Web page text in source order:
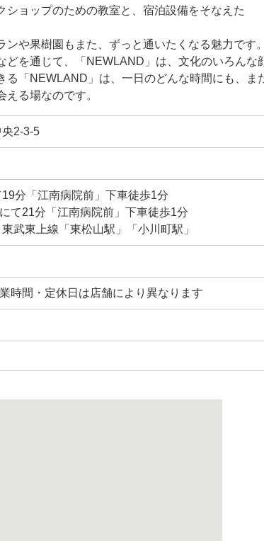
ョップのための教室と、宿泊設備をそなえた
や果樹園もまた、ずっと通いたくなる魅力です。
どを通じて、「NEWLAND」は、文化のいろんな
「NEWLAND」は、一日のどんな時間にも、ま
る場なのです。
2-3-5
分「江南病院前」下車徒歩1分
て21分「江南病院前」下車徒歩1分
武東上線「東松山駅」「小川町駅」
時間・定休日は店舗により異なります